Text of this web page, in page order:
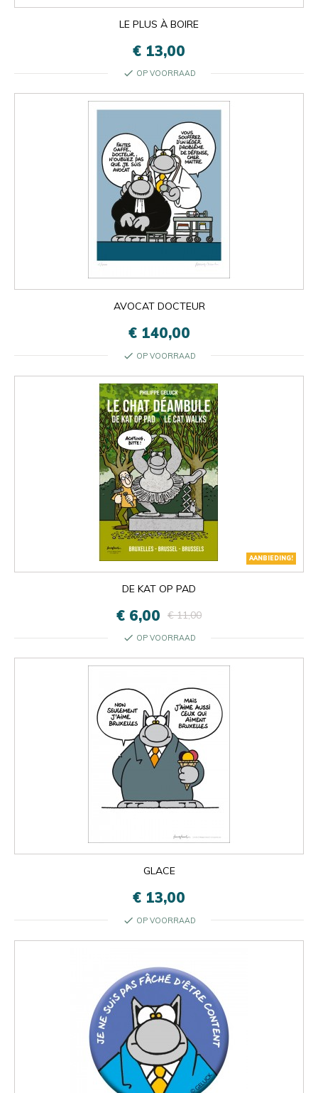
LE PLUS À BOIRE
€ 13,00
check OP VOORRAAD
AVOCAT DOCTEUR
€ 140,00
check OP VOORRAAD
AANBIEDING!
DE KAT OP PAD
€ 6,00 € 11,00
check OP VOORRAAD
GLACE
€ 13,00
check OP VOORRAAD